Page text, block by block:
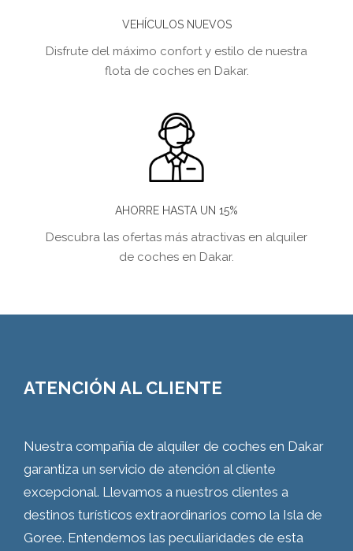
VEHÍCULOS NUEVOS
Disfrute del máximo confort y estilo de nuestra
flota de coches en Dakar.
AHORRE HASTA UN 15%
Descubra las ofertas más atractivas en alquiler
de coches en Dakar.
ATENCIÓN AL CLIENTE
Nuestra compañía de alquiler de coches en Dakar
garantiza un servicio de atención al cliente
excepcional. Llevamos a nuestros clientes a
destinos turísticos extraordinarios como la Isla de
Goree. Entendemos las peculiaridades de esta